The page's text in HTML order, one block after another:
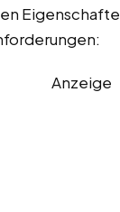
Anzeige